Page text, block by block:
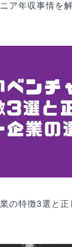
ア年収事情を
の特徴3選と